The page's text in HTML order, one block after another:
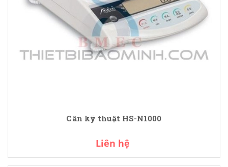
Cân kỹ thuật HS-N1000
Liên hệ